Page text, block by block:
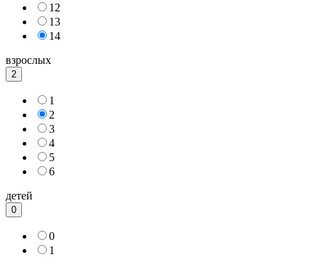
12
13
14
взрослых
2
1
2
3
4
5
6
детей
0
0
1